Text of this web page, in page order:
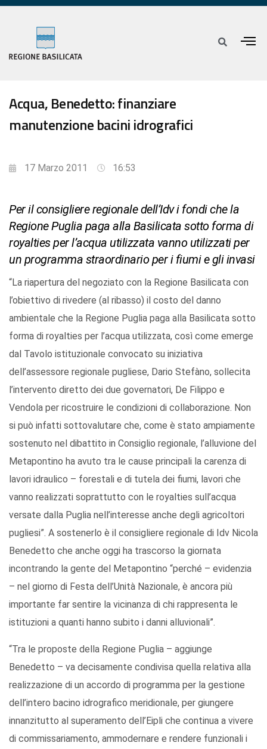
Acqua, Benedetto: finanziare
manutenzione bacini idrografici
17 Marzo 2011 16:53
Per il consigliere regionale dell’Idv i fondi che la
Regione Puglia paga alla Basilicata sotto forma di
royalties per l’acqua utilizzata vanno utilizzati per
un programma straordinario per i fiumi e gli invasi
“La riapertura del negoziato con la Regione Basilicata con
l’obiettivo di rivedere (al ribasso) il costo del danno
ambientale che la Regione Puglia paga alla Basilicata sotto
forma di royalties per l’acqua utilizzata, così come emerge
dal Tavolo istituzionale convocato su iniziativa
dell’assessore regionale pugliese, Dario Stefàno, sollecita
l’intervento diretto dei due governatori, De Filippo e
Vendola per ricostruire le condizioni di collaborazione. Non
si può infatti sottovalutare che, come è stato ampiamente
sostenuto nel dibattito in Consiglio regionale, l’alluvione del
Metapontino ha avuto tra le cause principali la carenza di
lavori idraulico – forestali e di tutela dei fiumi, lavori che
vanno realizzati soprattutto con le royalties sull’acqua
versate dalla Puglia nell’interesse anche degli agricoltori
pugliesi”. A sostenerlo è il consigliere regionale di Idv Nicola
Benedetto che anche oggi ha trascorso la giornata
incontrando la gente del Metapontino “perché – evidenzia
– nel giorno di Festa dell’Unità Nazionale, è ancora più
importante far sentire la vicinanza di chi rappresenta le
istituzioni a quanti hanno subito i danni alluvionali”.
“Tra le proposte della Regione Puglia – aggiunge
Benedetto – va decisamente condivisa quella relativa alla
realizzazione di un accordo di programma per la gestione
dell’intero bacino idrografico meridionale, per giungere
innanzitutto al superamento dell’Eipli che continua a vivere
di commissariamento, ammodernare e rendere funzionali i